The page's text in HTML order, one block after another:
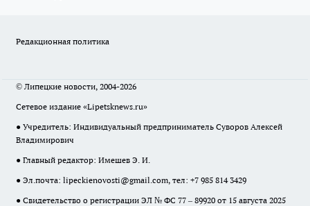
Редакционная политика
© Липецкие новости, 2004-2026
Сетевое издание «Lipetsknews.ru»
● Учредитель: Индивидуальный предприниматель Суворов Алексей
Владимирович
● Главный редактор: Имешев Э. И.
● Эл.почта: lipeckienovosti@gmail.com, тел: +7 985 814 3429
● Свидетельство о регистрации ЭЛ № ФС 77 – 89920 от 15 августа 2025